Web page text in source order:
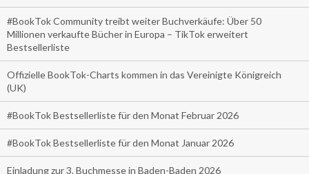
#BookTok Community treibt weiter Buchverkäufe: Über 50
Millionen verkaufte Bücher in Europa – TikTok erweitert
Bestsellerliste
Offizielle BookTok-Charts kommen in das Vereinigte Königreich
(UK)
#BookTok Bestsellerliste für den Monat Februar 2026
#BookTok Bestsellerliste für den Monat Januar 2026
Einladung zur 3. Buchmesse in Baden-Baden 2026